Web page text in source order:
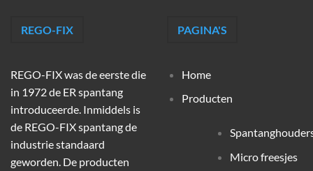
REGO-FIX
REGO-FIX was de eerste die
in 1972 de ER spantang
introduceerde. Inmiddels is
de REGO-FIX spantang de
industrie standaard
geworden. De producten
PAGINA'S
Home
Producten
Micro freesjes